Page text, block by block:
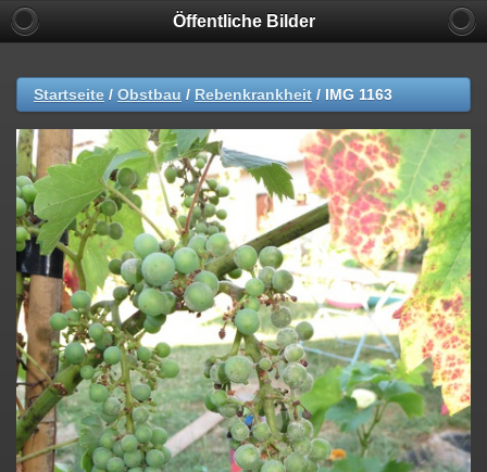
Öffentliche Bilder
Startseite / Obstbau / Rebenkrankheit / IMG 1163